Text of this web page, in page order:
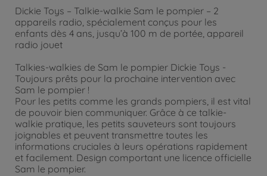
Dickie Toys – Talkie-walkie Sam le pompier – 2
appareils radio, spécialement conçus pour les
enfants dès 4 ans, jusqu’à 100 m de portée, appareil
radio jouet
Talkies-walkies de Sam le pompier Dickie Toys -
Toujours prêts pour la prochaine intervention avec
Sam le pompier !
Pour les petits comme les grands pompiers, il est vital
de pouvoir bien communiquer. Grâce à ce talkie-
walkie pratique, les petits sauveteurs sont toujours
joignables et peuvent transmettre toutes les
informations cruciales à leurs opérations rapidement
et facilement. Design comportant une licence officielle
Sam le pompier.